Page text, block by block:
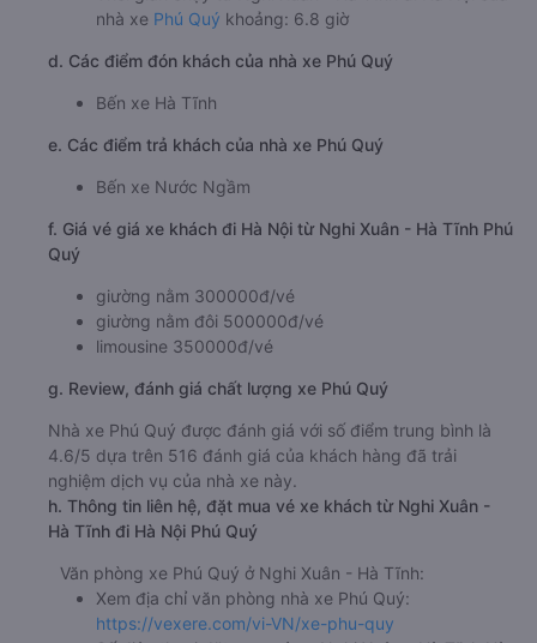
c. Lộ trình, giờ khởi hành và giờ kết thúc của xe khách Phú
Giờ xuất phát ở Nghi Xuân - Hà Tĩnh: 09:10, 11:50,
21:00, 22:00, 22:30, 23:00, 23:01
Thời gian chạy từ Nghi Xuân - Hà Tĩnh đi Hà Nội của
nhà xe Phú Quý khoảng: 6.8 giờ
e. Các điểm trả khách của nhà xe Phú Quý
Bến xe Nước Ngầm
f. Giá vé giá xe khách đi Hà Nội từ Nghi Xuân - Hà Tĩnh Phú
Quý
giường nằm 300000đ/vé
giường nằm đôi 500000đ/vé